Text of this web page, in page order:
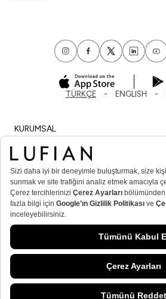
TÜRKÇE ENGLISH
KURUMSAL
ALIŞVERİŞ
ÖNEMLİ BİLGİLER
ÜYE
ERKEK POPÜLER KATEGORİLER
KADIN POPÜLER KATEGORİLER
© Lufian.com 2026 Tüm Hakları Saklıdır